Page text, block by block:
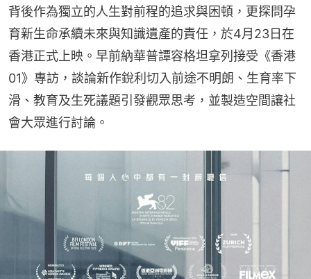
背後作為獨立的人生對前程的追求與困頓，更探問孕
育新生命承續未來與知識遺產的責任，於4月23日在
香港正式上映。早前納華普譚容格坦拿列接受《香港
01》專訪，談論新作銳利切入前途不明朗、生育率下
滑、教育及生死議題引發觀眾思考，並製造空間讓社
會大眾進行討論。